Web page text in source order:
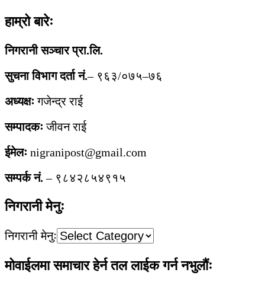
हाम्रो बारेः
निगरानी सञ्चार प्रा.लि.
सुचना विभाग दर्ता नं.– ९६३/०७५–७६
अध्यक्षःगजेन्द्र राई
सम्पादकःजीवन राई
ईमेलः nigranipost@gmail.com
सम्पर्क नं.– ९८४२८५४९१५
निगरानी मेनुः
निगरानी मेनुः
मोवाईलमा समाचार हेर्न तल लाईक गर्न नभुलौंः